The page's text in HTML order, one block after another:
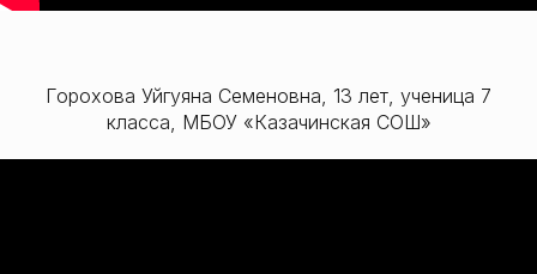
Горохова Уйгуяна Семеновна, 13 лет, ученица 7
класса, МБОУ «Казачинская СОШ»